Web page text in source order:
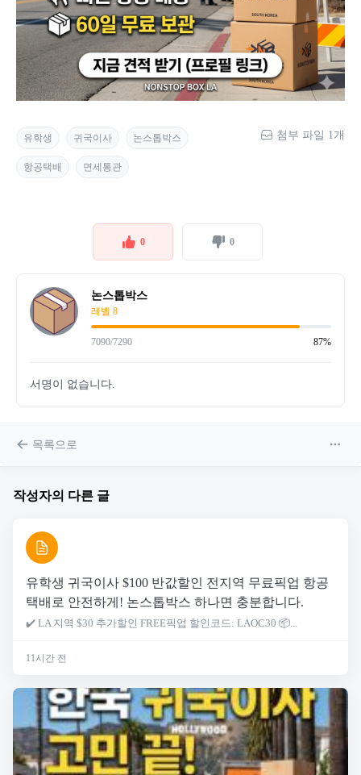
유학생 귀국이사 논스톱박스
항공택배 면세통관
첨부 파일 1개
0 0
논스톱박스
레벨 8
7090/7290 87%
서명이 없습니다.
목록으로
작성자의 다른 글
유학생 귀국이사 $100 반값할인 전지역 무료픽업 항공
택배로 안전하게! 논스톱박스 하나면 충분합니다.
✔️ LA 지역 $30 추가할인 FREE픽업 할인코드: LAOC30 📦...
11시간 전